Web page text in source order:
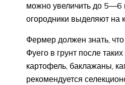
можно увеличить до 5—6
огородники выделяют на
Фермер должен знать,
Фуего в грунт после
картофель, баклажаны,
рекомендуется